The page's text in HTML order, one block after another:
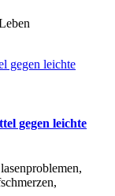
gegen leichte